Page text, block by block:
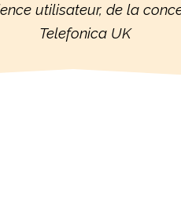
utilisateur, de la
Telefonica UK